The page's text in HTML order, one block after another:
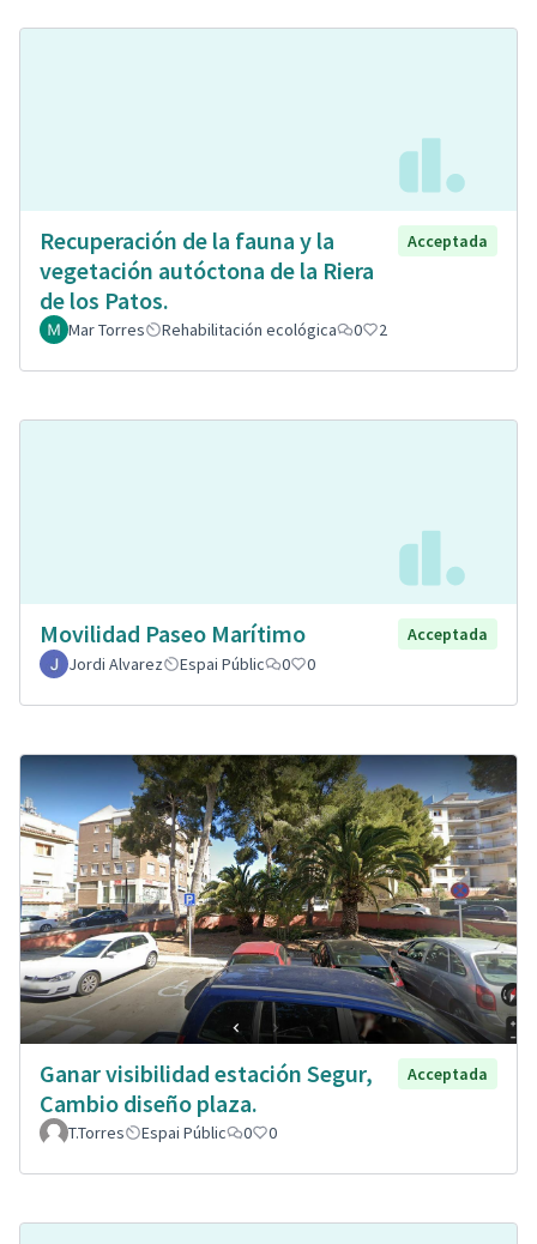
Recuperación de la fauna y la
vegetación autóctona de la Riera
de los Patos.
Acceptada
Mar Torres Rehabilitación ecológica 0 2
Movilidad Paseo Marítimo
Acceptada
Jordi Alvarez
Espai Públic 0 0
Ganar visibilidad estación Segur,
Cambio diseño plaza.
Acceptada
T.Torres Espai Públic 0 0